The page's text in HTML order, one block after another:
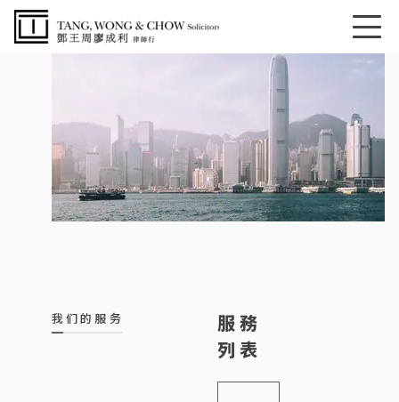
我们的服务
服務
列表